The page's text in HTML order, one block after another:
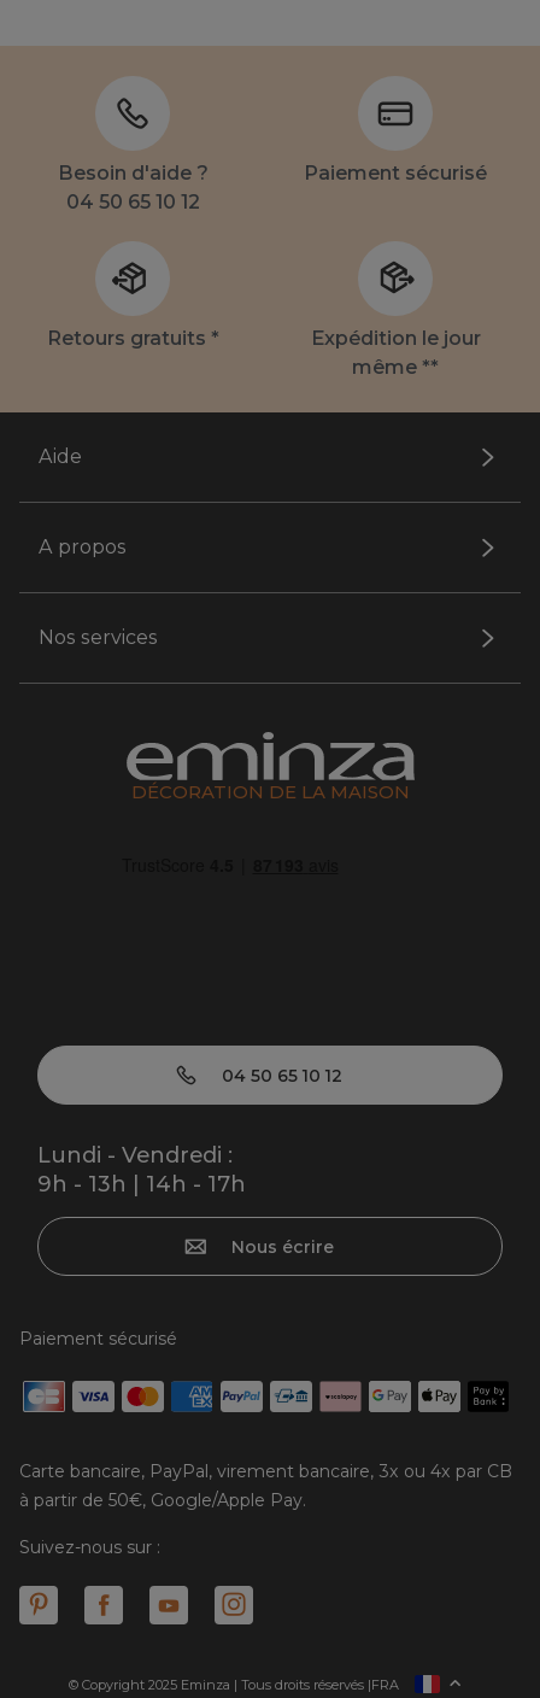
Besoin d'aide ?
04 50 65 10 12
Paiement sécurisé
Retours gratuits *
Expédition le jour
même **
Aide
A propos
Nos services
DÉCORATION DE LA MAISON
04 50 65 10 12
Lundi - Vendredi :
9h - 13h | 14h - 17h
Nous écrire
Paiement sécurisé
Carte bancaire, PayPal, virement bancaire, 3x ou 4x par CB
à partir de 50€, Google/Apple Pay.
Suivez-nous sur :
© Copyright 2025 Eminza | Tous droits réservés |
ESPAÑAFRA